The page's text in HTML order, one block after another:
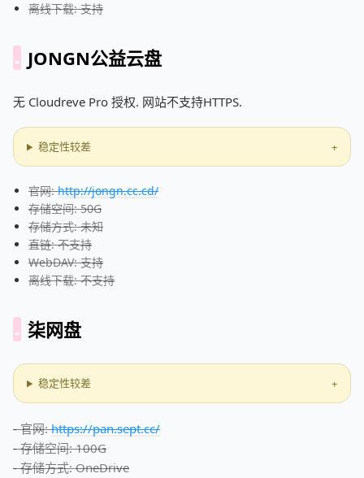
离线下载: 支持
JONGN公益云盘
无 Cloudreve Pro 授权. 网站不支持HTTPS.
稳定性较差
官网:http://jongn.cc.cd/
存储空间: 50G
存储方式: 未知
直链: 不支持
WebDAV: 支持
离线下载: 不支持
柒网盘
稳定性较差
- 官网:https://pan.sept.cc/
- 存储空间: 100G
- 存储方式: OneDrive